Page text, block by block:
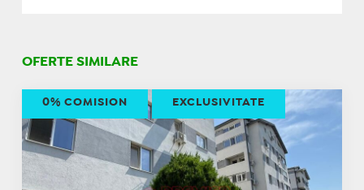
OFERTE SIMILARE
0% COMISION EXCLUSIVITATE